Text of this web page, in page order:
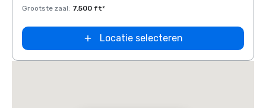
Grootste zaal: 7.500 ft²
Locatie selecteren